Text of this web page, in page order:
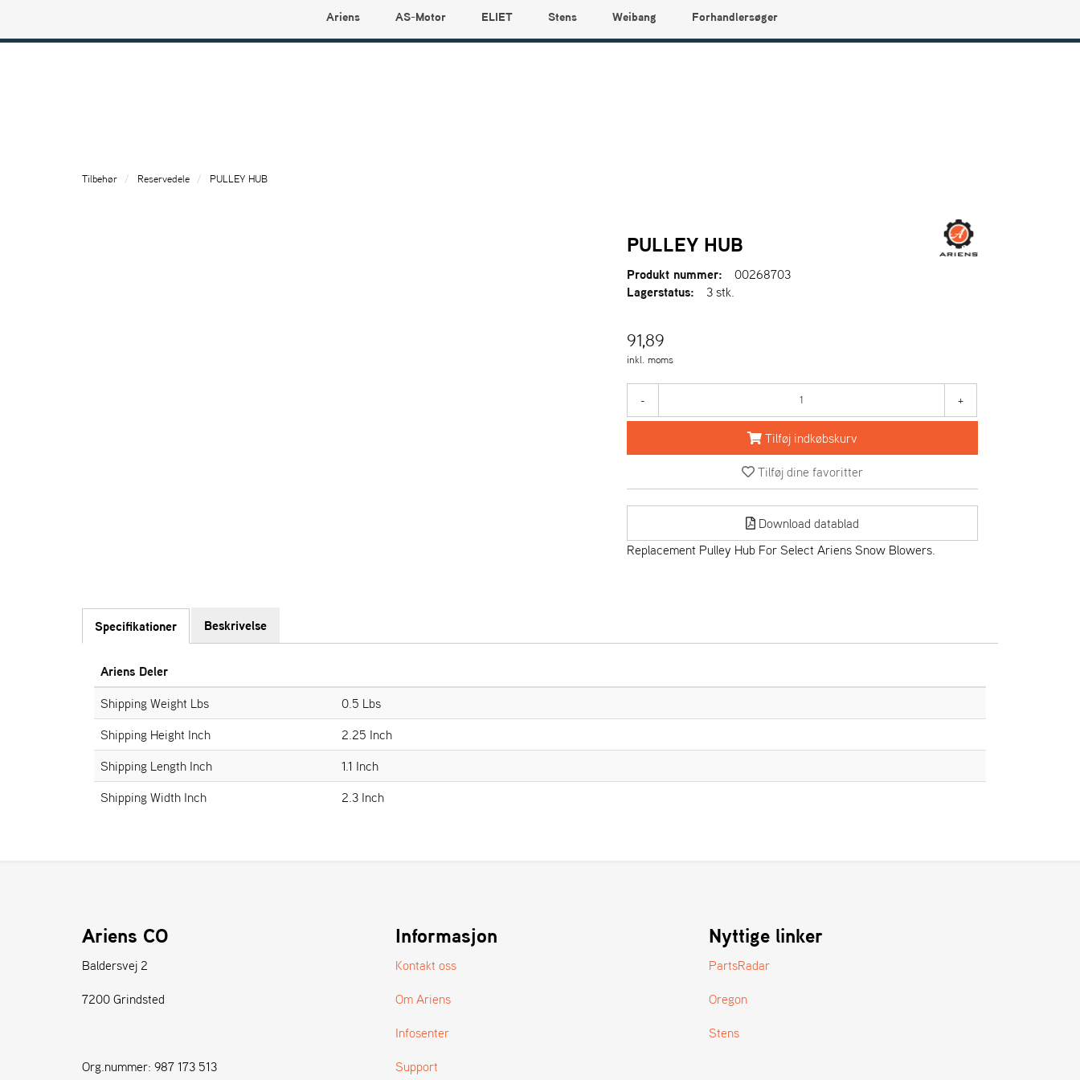
Ariens AS-Motor ELIET Stens Weibang Forhandlersøger
Tilbehør Reservedele PULLEY HUB
PULLEY HUB
Produkt nummer:
00268703
Lagerstatus:
3 stk.
91,89
inkl. moms
- +
Tilføj indkøbskurv
Tilføj dine favoritter
Download datablad
Replacement Pulley Hub For Select Ariens Snow Blowers.
Specifikationer Beskrivelse
Ariens Deler
Shipping Weight Lbs
0.5 Lbs
Shipping Height Inch
2.25 Inch
Shipping Length Inch
1.1 Inch
Shipping Width Inch
2.3 Inch
Ariens CO
Baldersvej 2
7200 Grindsted
Org.nummer: 987 173 513
Informasjon
Kontakt oss
Om Ariens
Infosenter
Support
Nyttige linker
PartsRadar
Oregon
Stens